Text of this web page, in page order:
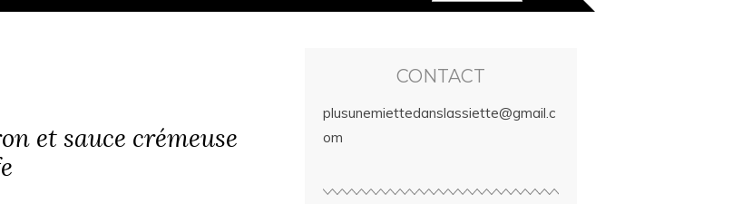
et sauce crémeuse
CONTACT
plusunemiettedanslassiette@gmail.c
om